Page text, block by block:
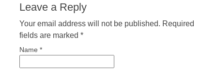
Leave a Reply
Your email address will not be published. Required
fields are marked *
Name *